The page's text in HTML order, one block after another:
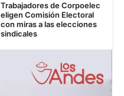
Trabajadores de Corpoelec
eligen Comisión Electoral
con miras a las elecciones
sindicales